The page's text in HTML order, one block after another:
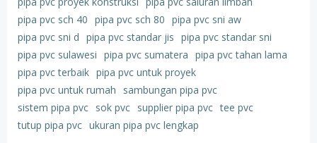
pipa pvc sch 40 pipa pvc sch 80 pipa pvc sni aw
pipa pvc sni d pipa pvc standar jis pipa pvc standar sni
pipa pvc sulawesi pipa pvc sumatera pipa pvc tahan lama
pipa pvc terbaik pipa pvc untuk proyek
pipa pvc untuk rumah
sambungan pipa pvc
sistem pipa pvc sok pvc supplier pipa pvc tee pvc
tutup pipa pvc ukuran pipa pvc lengkap